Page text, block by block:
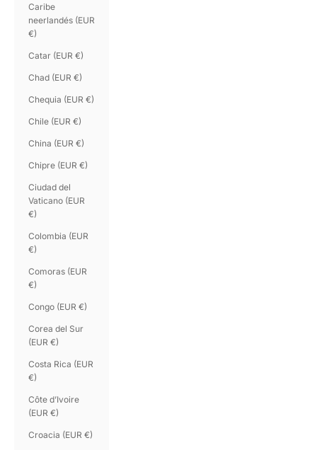
Caribe
neerlandés (EUR
€)
Catar (EUR €)
Chad (EUR €)
Chequia (EUR €)
Chile (EUR €)
China (EUR €)
Chipre (EUR €)
Ciudad del
Vaticano (EUR
€)
Colombia (EUR
€)
Comoras (EUR
€)
Congo (EUR €)
Corea del Sur
(EUR €)
Costa Rica (EUR
€)
Côte d’Ivoire
(EUR €)
Croacia (EUR €)